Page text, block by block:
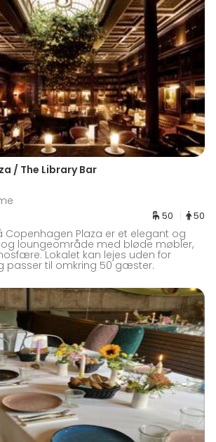
/ The Library Bar
50 50
Copenhagen Plaza er et elegant og
loungeområde med bløde møbler,
Lokalet kan lejes uden for
passer til omkring 50 gæster.